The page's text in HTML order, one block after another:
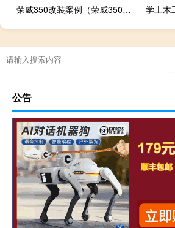
荣威350改装案例（荣威350改装）
学土木
公告